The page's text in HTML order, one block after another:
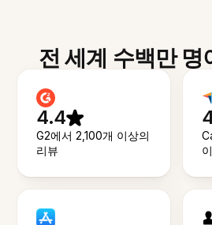
전 세계 수백만 명
4.4
G2에서 2,100개 이상의
리뷰